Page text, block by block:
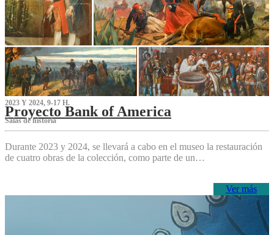
2023 Y 2024, 9-17 H.
Proyecto Bank of America
S‌alas de historia
Durante 2023 y 2024, se llevará a cabo en el museo la restauración
de cuatro obras de la colección, como parte de un…
Ver más